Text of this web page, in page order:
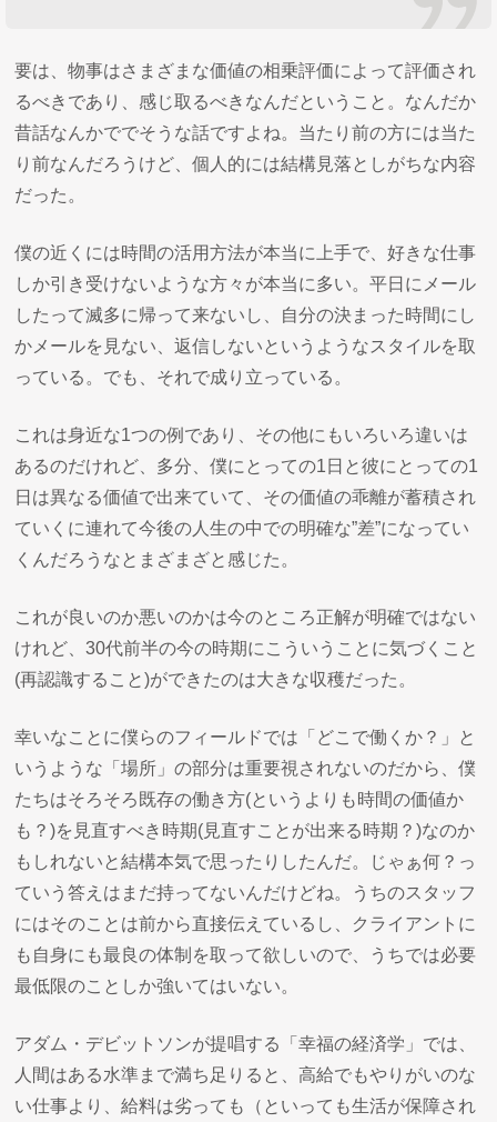
要は、物事はさまざまな価値の相乗評価によって評価され
るべきであり、感じ取るべきなんだということ。なんだか
昔話なんかででそうな話ですよね。当たり前の方には当た
り前なんだろうけど、個人的には結構見落としがちな内容
だった。
僕の近くには時間の活用方法が本当に上手で、好きな仕事
しか引き受けないような方々が本当に多い。平日にメール
したって滅多に帰って来ないし、自分の決まった時間にし
かメールを見ない、返信しないというようなスタイルを取
っている。でも、それで成り立っている。
これは身近な1つの例であり、その他にもいろいろ違いは
あるのだけれど、多分、僕にとっての1日と彼にとっての1
日は異なる価値で出来ていて、その価値の乖離が蓄積され
ていくに連れて今後の人生の中での明確な”差”になってい
くんだろうなとまざまざと感じた。
これが良いのか悪いのかは今のところ正解が明確ではない
けれど、30代前半の今の時期にこういうことに気づくこと
(再認識すること)ができたのは大きな収穫だった。
幸いなことに僕らのフィールドでは「どこで働くか？」と
いうような「場所」の部分は重要視されないのだから、僕
たちはそろそろ既存の働き方(というよりも時間の価値か
も？)を見直すべき時期(見直すことが出来る時期？)なのか
もしれないと結構本気で思ったりしたんだ。じゃぁ何？っ
ていう答えはまだ持ってないんだけどね。うちのスタッフ
にはそのことは前から直接伝えているし、クライアントに
も自身にも最良の体制を取って欲しいので、うちでは必要
最低限のことしか強いてはいない。
アダム・デビットソンが提唱する「幸福の経済学」では、
人間はある水準まで満ち足りると、高給でもやりがいのな
い仕事より、給料は劣っても（といっても生活が保障され